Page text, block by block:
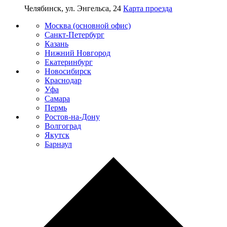
Челябинск, ул. Энгельса, 24 Карта проезда
Москва (основной офис)
Санкт-Петербург
Казань
Нижний Новгород
Екатеринбург
Новосибирск
Краснодар
Уфа
Самара
Пермь
Ростов-на-Дону
Волгоград
Якутск
Барнаул